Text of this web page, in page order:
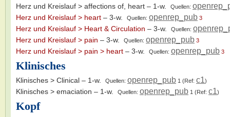
Herz und Kreislauf > affections of, heart – 1-w. Quellen:
Herz und Kreislauf > heart – 3-w. Quellen: openrep_pub 3
Herz und Kreislauf > Heart & Circulation – 3-w. Quellen:
Herz und Kreislauf > pain – 3-w. Quellen: openrep_pub 3
Herz und Kreislauf > pain > heart – 3-w. Quellen: openrep_pub 3
Klinisches
Klinisches > Clinical – 1-w. Quellen: openrep_pub 1 (Ref: c1)
Klinisches > emaciation – 1-w. Quellen: openrep_pub 1 (Ref: c1)
Kopf